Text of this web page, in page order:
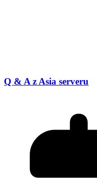
Q & A z Asia serveru